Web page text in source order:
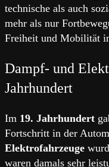
technische als auch
mehr als nur
Freiheit und Mobilität
Dampf- und
Jahrhundert
Im 19. Jahrhundert
Fortschritt in der
Elektrofahrzeuge
waren damals sehr